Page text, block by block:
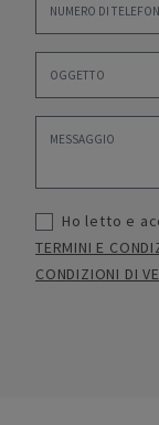
Ho letto e
TERMINI E
CONDIZIONI DI